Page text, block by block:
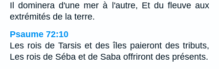
Il dominera d'une mer à l'autre, Et du fleuve aux
extrémités de la terre.
Psaume 72:10
Les rois de Tarsis et des îles paieront des tributs,
Les rois de Séba et de Saba offriront des présents.